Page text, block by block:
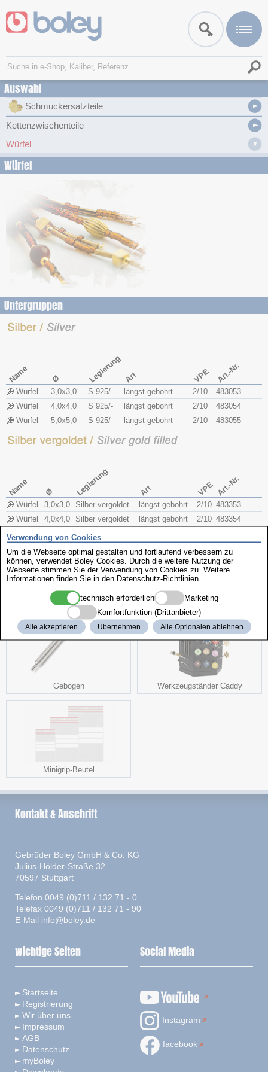
Auswahl
Schmuckersatzteile
Kettenzwischenteile
Würfel
Würfel
Untergruppen
Name Ø Legierung Art VPE Art.-Nr.
Würfel 3,0x​3,0 S 925/- längst gebohrt 2/10
483053
Würfel
4,0x​4,0 S 925/- längst gebohrt 2/10
483054
Würfel
5,0x​5,0 S 925/- längst gebohrt 2/10 483055
Name Ø Legierung Art VPE Art.-Nr.
Würfel 3,0x​3,0 Silber vergoldet längst gebohrt 2/10 483353
Würfel
4,0x​4,0 Silber vergoldet längst gebohrt 2/10 483354
Würfel
Silber vergoldet
weitere interessante Produkte
Gebogen Werkzeugständer Caddy
Minigrip-Beutel
Verwendung von Cookies
Um die Webseite optimal gestalten und fortlaufend verbessern zu
können, verwendet Boley Cookies. Durch die weitere Nutzung der
Webseite stimmen Sie der Verwendung von Cookies zu. Weitere
Informationen finden Sie in den Datenschutz-Richtlinien
technisch erforderlich
Marketing
Komfortfunktion (Drittanbieter)
Alle akzeptieren Übernehmen Alle Optionalen ablehnen
Kontakt & Anschrift
Gebrüder Boley GmbH & Co. KG
Julius-Hölder-Straße 32
70597 Stuttgart
Telefon 0049 (0)711 / 132 71 - 0
Telefax 0049 (0)711 / 132 71 - 90
E-Mail info@boley.de
wichtige Seiten
Startseite
Registrierung
Wir über uns
Impressum
AGB
Datenschutz
myBoley
Social Media
Instagram
facebook